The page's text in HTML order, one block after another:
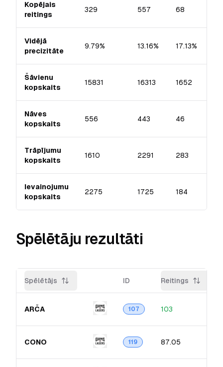
Kopējais
reitings
329 557 68
Vidējā
precizitāte
9.79% 13.16% 17.13%
Šāvienu
kopskaits
15831 16313 1652
Nāves
kopskaits
556 443 46
Trāpījumu
kopskaits
1610 2291 283
Ievainojumu
kopskaits
2275 1725 184
Spēlētāju rezultāti
Spēlētājs ID Reitings
ARČA 107 103
CONO 119 87.05